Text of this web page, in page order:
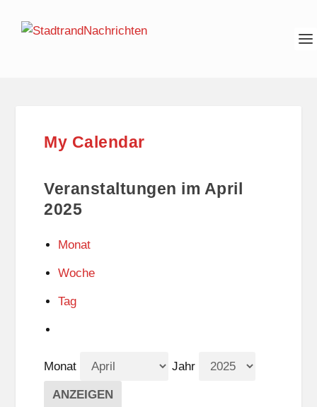
My Calendar
Veranstaltungen im April
2025
Monat
Woche
Tag
Monat Jahr